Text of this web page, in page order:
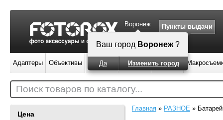
Цена
Главная » РАЗНОЕ »
Воронеж
Да Изменить город
Пункты выдачи
Адаптеры Объективы Вспышки Штативы Фильтры
Поиск товаров по каталогу...